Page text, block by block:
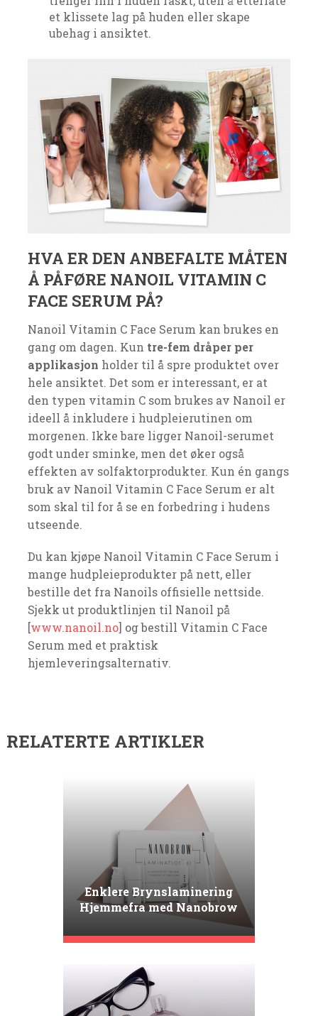
et klissete lag på huden eller skape
ubehag i ansiktet.
HVA ER DEN ANBEFALTE MÅTEN
Å PÅFØRE NANOIL VITAMIN C
FACE SERUM PÅ?
Nanoil Vitamin C Face Serum kan brukes en
gang om dagen. Kun tre-fem dråper per
applikasjon holder til å spre produktet over
hele ansiktet. Det som er interessant, er at
den typen vitamin C som brukes av Nanoil er
ideell å inkludere i hudpleierutinen om
morgenen. Ikke bare ligger Nanoil-serumet
godt under sminke, men det øker også
effekten av solfaktorprodukter. Kun én gangs
bruk av Nanoil Vitamin C Face Serum er alt
som skal til for å se en forbedring i hudens
utseende.
Du kan kjøpe Nanoil Vitamin C Face Serum i
mange hudpleieprodukter på nett, eller
bestille det fra Nanoils offisielle nettside.
Sjekk ut produktlinjen til Nanoil på
[www.nanoil.no] og bestill Vitamin C Face
Serum med et praktisk
hjemleveringsalternativ.
RELATERTE ARTIKLER
Enklere Brynslaminering
Hjemmefra med Nanobrow
Lamination Kit